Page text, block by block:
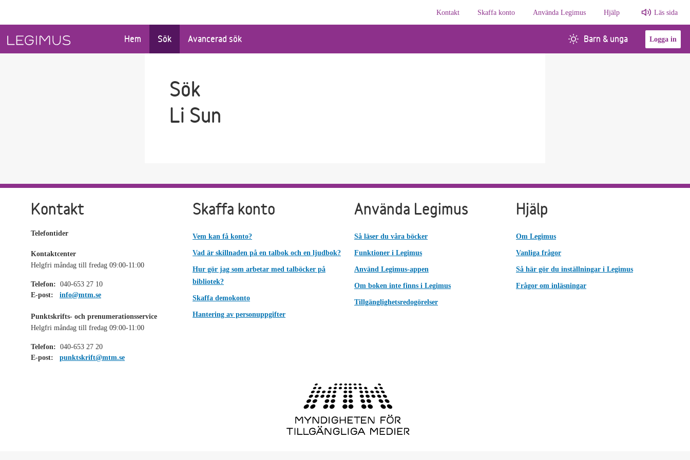
Kontakt
Skaffa konto Använda Legimus Hjälp Läs sida
Hem Sök Avancerad sök Barn & unga Logga in
Sök
Li Sun
Kontakt
Telefontider
Kontaktcenter
Helgfri måndag till fredag 09:00-11:00
Telefon: 040-653 27 10
E-post:
info@mtm.se
Punktskrifts- och prenumerationsservice
Helgfri måndag till fredag 09:00-11:00
Telefon: 040-653 27 20
E-post:
punktskrift@mtm.se
Skaffa konto
Vem kan få konto?
Vad är skillnaden på en talbok och en ljudbok?
Hur gör jag som arbetar med talböcker på
bibliotek?
Skaffa demokonto
Hantering av personuppgifter
Använda Legimus
Så läser du våra böcker
Funktioner i Legimus
Använd Legimus-appen
Om boken inte finns i Legimus
Tillgänglighetsredogörelser
Hjälp
Om Legimus
Vanliga frågor
Så här gör du inställningar i Legimus
Frågor om inläsningar